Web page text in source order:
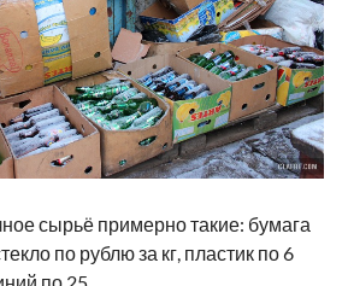
сырьё примерно такие: бумага
по рублю за кг, пластик по 6